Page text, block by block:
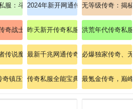
会法师英雄召唤骷髅！
服：斗皇传奇，战场震撼新传奇！
2024年新开网通传奇快速提升战士
无等级传奇：揭
城，挑战几个小时，传奇之旅由此展开
奇战士破防秘典：三刀斩碎英雄护体金钟的
昨天新开传奇私服三区：昨天新开
洪荒年代传奇私
传说魔域深度解析幻兽合体技巧？
最新千兆网通传奇杀掉虹魔教主的技
必爆独家传奇、
终极秘籍！
奇镇压沃玛教主的秘技？
传奇私服全能宝典：从菜鸟到巅峰
最氪金传奇，巅